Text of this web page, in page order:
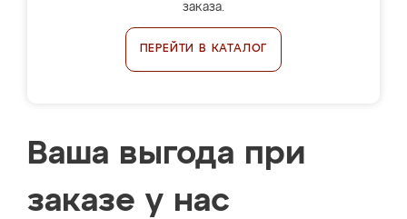
заказа.
ПЕРЕЙТИ В КАТАЛОГ
Ваша выгода при
заказе у нас